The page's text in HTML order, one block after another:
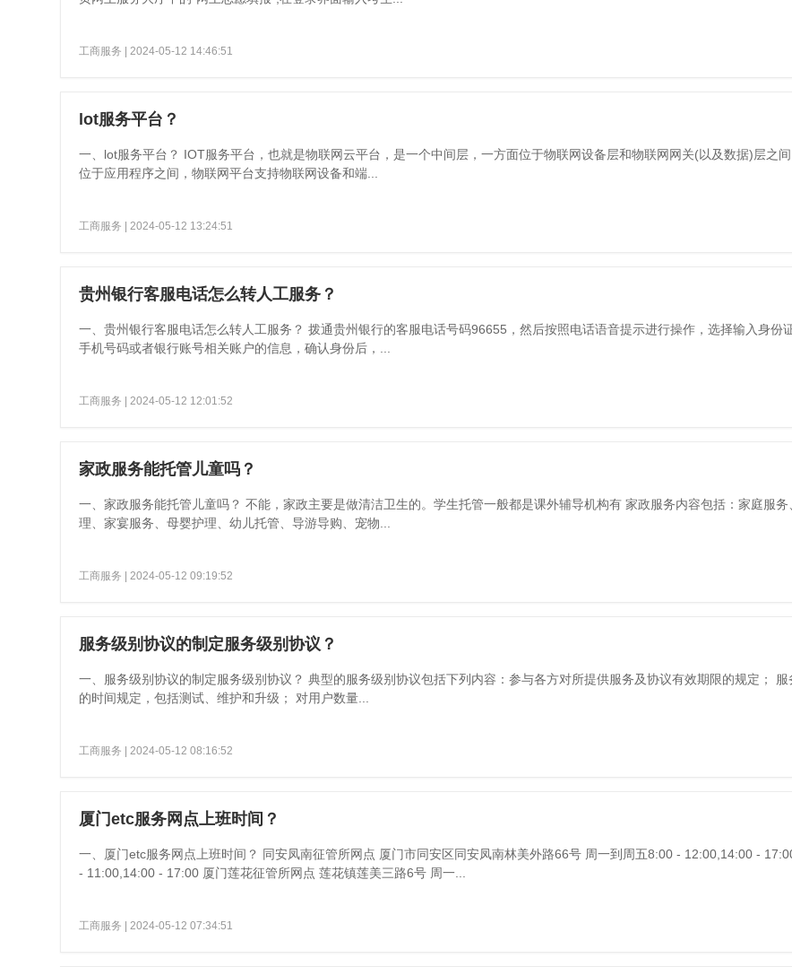
工商服务 | 2024-05-12 14:46:51
lot服务平台？
一、lot服务平台？ IOT服务平台，也就是物联网云平台，是一个中间层，一方面位于物联网设备层和物联网网关(以及数据)层之
位于应用程序之间，物联网平台支持物联网设备和端...
工商服务 | 2024-05-12 13:24:51
贵州银行客服电话怎么转人工服务？
一、贵州银行客服电话怎么转人工服务？ 拨通贵州银行的客服电话号码96655，然后按照电话语音提示进行操作，选择输入身份
手机号码或者银行账号相关账户的信息，确认身份后，...
工商服务 | 2024-05-12 12:01:52
家政服务能托管儿童吗？
一、家政服务能托管儿童吗？ 不能，家政主要是做清洁卫生的。学生托管一般都是课外辅导机构有 家政服务内容包括：家庭服务
理、家宴服务、母婴护理、幼儿托管、导游导购、宠物...
工商服务 | 2024-05-12 09:19:52
服务级别协议的制定服务级别协议？
一、服务级别协议的制定服务级别协议？ 典型的服务级别协议包括下列内容：参与各方对所提供服务及协议有效期限的规定； 服
的时间规定，包括测试、维护和升级； 对用户数量...
工商服务 | 2024-05-12 08:16:52
厦门etc服务网点上班时间？
一、厦门etc服务网点上班时间？ 同安凤南征管所网点 厦门市同安区同安凤南林美外路66号 周一到周五8:00 - 12:00,14:00 -
- 11:00,14:00 - 17:00 厦门莲花征管所网点 莲花镇莲美三路6号 周一...
工商服务 | 2024-05-12 07:34:51